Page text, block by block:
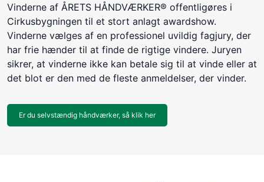
Vinderne af ÅRETS HÅNDVÆRKER® offentligøres i
Cirkusbygningen til et stort anlagt awardshow.
Vinderne vælges af en professionel uvildig fagjury, der
har frie hænder til at finde de rigtige vindere. Juryen
sikrer, at vinderne ikke kan betale sig til at vinde eller at
det blot er den med de fleste anmeldelser, der vinder.
Er du selvstændig håndværker, så klik her